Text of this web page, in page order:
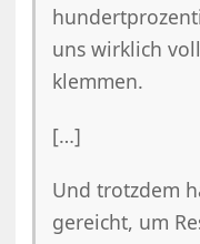
uns wirklich
klemmen.
[…]
Und trotzdem
gereicht, um